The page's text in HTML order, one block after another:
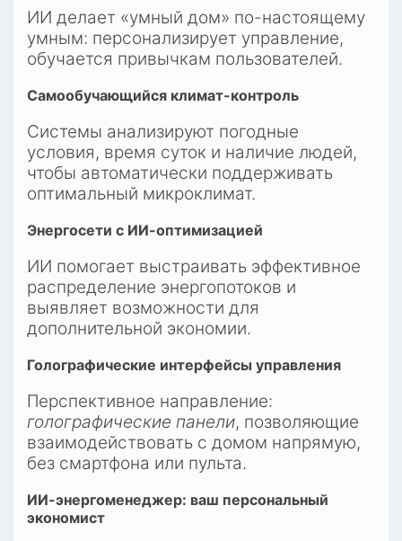
ИИ делает «умный дом» по-настоящему
умным: персонализирует управление,
обучается привычкам пользователей.
Самообучающийся климат-контроль
Системы анализируют погодные
условия, время суток и наличие людей,
чтобы автоматически поддерживать
оптимальный микроклимат.
Энергосети с ИИ-оптимизацией
ИИ помогает выстраивать эффективное
распределение энергопотоков и
выявляет возможности для
дополнительной экономии.
Голографические интерфейсы управления
голографические панели, позволяющие
взаимодействовать с домом напрямую,
без смартфона или пульта.
ИИ-энергоменеджер: ваш персональный
экономист